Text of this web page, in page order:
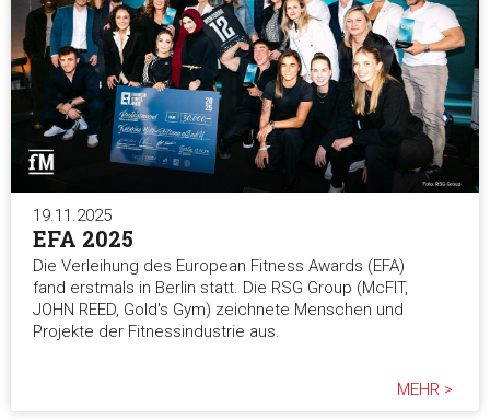
19.11.2025
EFA 2025
Die Verleihung des European Fitness Awards (EFA)
fand erstmals in Berlin statt. Die RSG Group (McFIT,
JOHN REED, Gold's Gym) zeichnete Menschen und
Projekte der Fitnessindustrie aus.
MEHR >